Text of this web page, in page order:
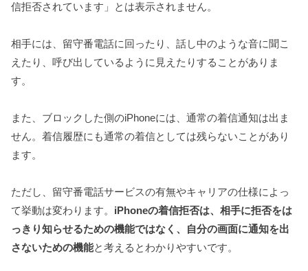
信拒否されています」とは表示されません。
相手には、留守番電話に回ったり、話し中のような音に聞こ
えたり、呼び出しているように見えたりすることがありま
す。
また、ブロックした側のiPhoneには、通常の着信通知は出ま
せん。着信履歴にも通常の着信としては残らないことがあり
ます。
ただし、留守番電話サービスの有無やキャリアの仕様によっ
て挙動は変わります。 iPhoneの着信拒否は、相手に拒否をは
っきり知らせるための機能ではなく、自分の画面に通知を出
さないための機能と考えるとわかりやすいです。